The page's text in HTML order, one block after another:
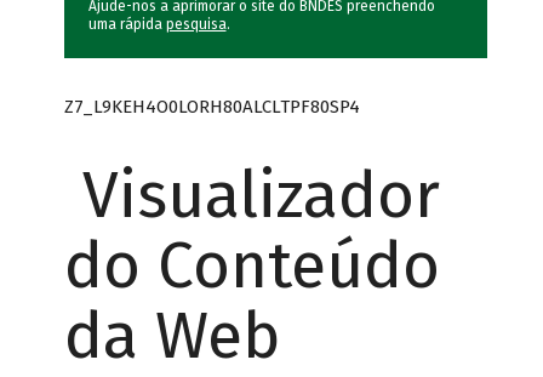
Ajude-nos a aprimorar o site do BNDES preenchendo
uma rápida pesquisa.
Z7_L9KEH4O0LORH80ALCLTPF80SP4
Visualizador
do Conteúdo
da Web